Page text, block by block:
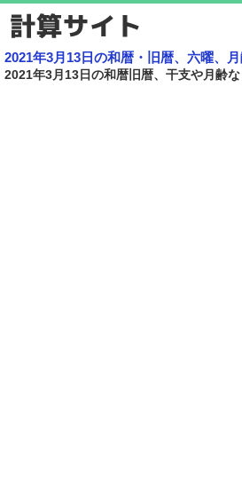
2021年3月13日の和暦・旧暦、六曜、
2021年3月13日の和暦旧暦、干支や月齢な